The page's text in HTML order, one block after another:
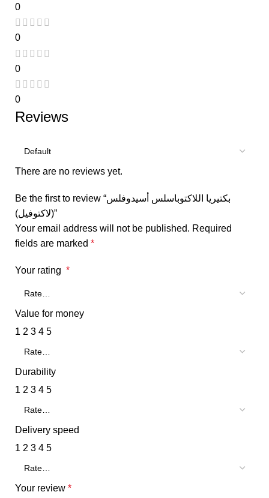
0
0
0
0
Reviews
There are no reviews yet.
Be the first to review “بكتيريا اللاكتوباسلس أسيدوفلس
(لاكتوفيل)”
Your email address will not be published. Required
fields are marked *
Your rating *
Value for money
1 2 3 4 5
Durability
1 2 3 4 5
Delivery speed
1 2 3 4 5
Your review *